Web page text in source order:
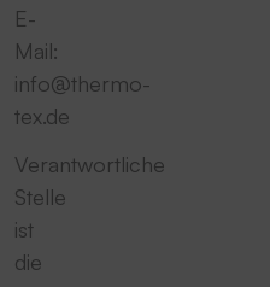
E-
Mail:
info@thermo-
tex.de
Verantwortliche
Stelle
ist
die